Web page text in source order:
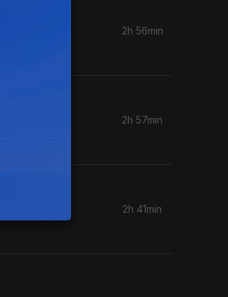
2h 56min
2h 57min
2h 41min